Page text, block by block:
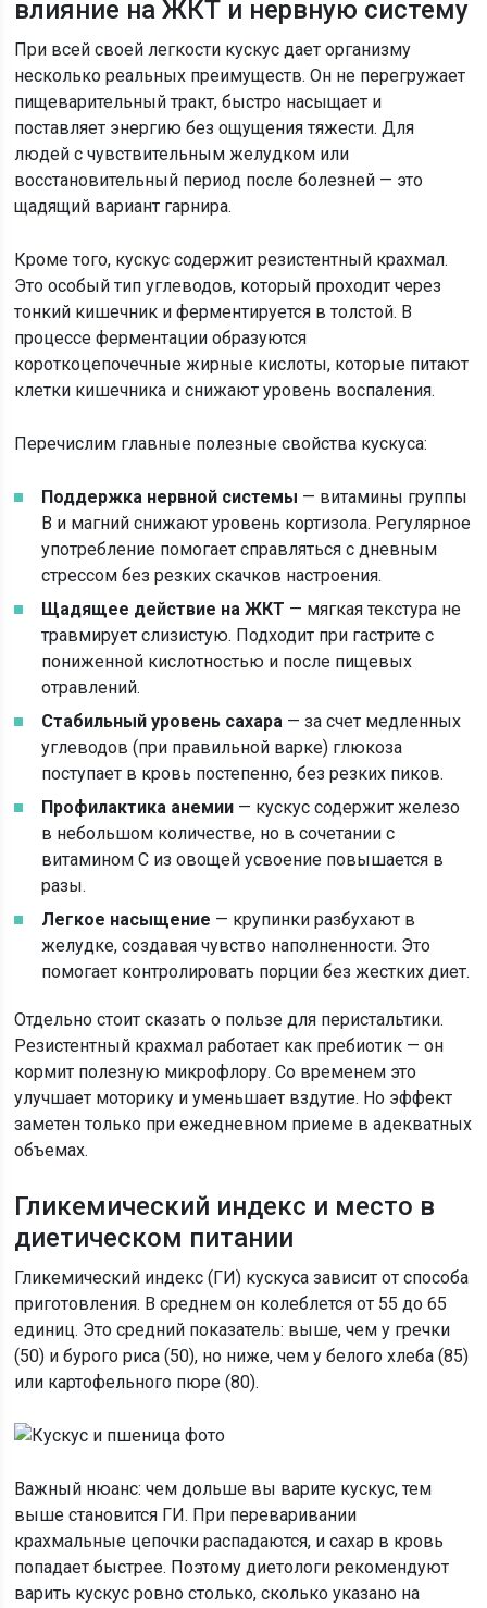
влияние на ЖКТ и нервную систему
При всей своей легкости кускус дает организму
несколько реальных преимуществ. Он не перегружает
пищеварительный тракт, быстро насыщает и
поставляет энергию без ощущения тяжести. Для
людей с чувствительным желудком или
восстановительный период после болезней — это
щадящий вариант гарнира.
Кроме того, кускус содержит резистентный крахмал.
Это особый тип углеводов, который проходит через
тонкий кишечник и ферментируется в толстой. В
процессе ферментации образуются
короткоцепочечные жирные кислоты, которые питают
клетки кишечника и снижают уровень воспаления.
Перечислим главные полезные свойства кускуса:
Поддержка нервной системы — витамины группы
B и магний снижают уровень кортизола. Регулярное
употребление помогает справляться с дневным
стрессом без резких скачков настроения.
Щадящее действие на ЖКТ — мягкая текстура не
травмирует слизистую. Подходит при гастрите с
пониженной кислотностью и после пищевых
отравлений.
Стабильный уровень сахара — за счет медленных
углеводов (при правильной варке) глюкоза
поступает в кровь постепенно, без резких пиков.
Профилактика анемии — кускус содержит железо
в небольшом количестве, но в сочетании с
витамином C из овощей усвоение повышается в
разы.
Легкое насыщение — крупинки разбухают в
желудке, создавая чувство наполненности. Это
помогает контролировать порции без жестких диет.
Отдельно стоит сказать о пользе для перистальтики.
Резистентный крахмал работает как пребиотик — он
кормит полезную микрофлору. Со временем это
улучшает моторику и уменьшает вздутие. Но эффект
заметен только при ежедневном приеме в адекватных
объемах.
Гликемический индекс и место в
диетическом питании
Гликемический индекс (ГИ) кускуса зависит от способа
приготовления. В среднем он колеблется от 55 до 65
единиц. Это средний показатель: выше, чем у гречки
(50) и бурого риса (50), но ниже, чем у белого хлеба (85)
или картофельного пюре (80).
Важный нюанс: чем дольше вы варите кускус, тем
выше становится ГИ. При переваривании
крахмальные цепочки распадаются, и сахар в кровь
попадает быстрее. Поэтому диетологи рекомендуют
варить кускус ровно столько, сколько указано на